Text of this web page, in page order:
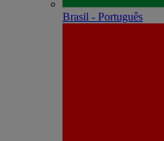
Brasil - Português